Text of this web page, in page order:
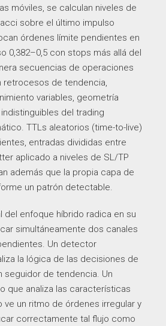
móviles, se calculan niveles de
sobre el último impulso
órdenes límite pendientes en
0,382–0,5 con stops más allá del
secuencias de operaciones
retrocesos de tendencia,
variables, geometría
del trading
TTLs aleatorios (time-to-live)
entradas divididas entre
aplicado a niveles de SL/TP
además que la propia capa de
un patrón detectable.
del enfoque híbrido radica en su
simultáneamente dos canales
Un detector
la lógica de las decisiones de
seguidor de tendencia. Un
que analiza las características
ve un ritmo de órdenes irregular y
correctamente tal flujo como